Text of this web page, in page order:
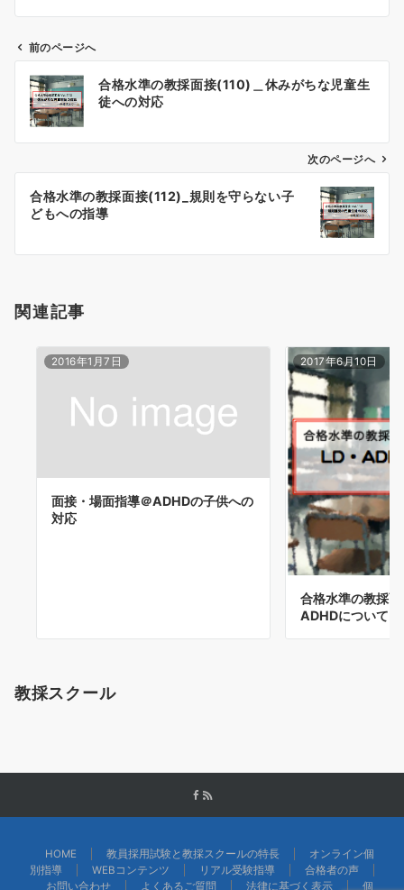
ン
前のページへ
合格水準の教採面接(110)＿休みがちな児童生
徒への対応
次のページへ
合格水準の教採面接(112)_規則を守らない子
どもへの指導
関連記事
2016年1月7日
面接・場面指導＠ADHDの子供への
対応
2017年6月10日
合格水準の教採
ADHDについて
教採スクール
HOME 教員採用試験と教採スクールの特長
オンライン個
別指導
WEBコンテンツ リアル受験指導
合格者の声
お問い合わせ
よくあるご質問 法律に基づく表示 個